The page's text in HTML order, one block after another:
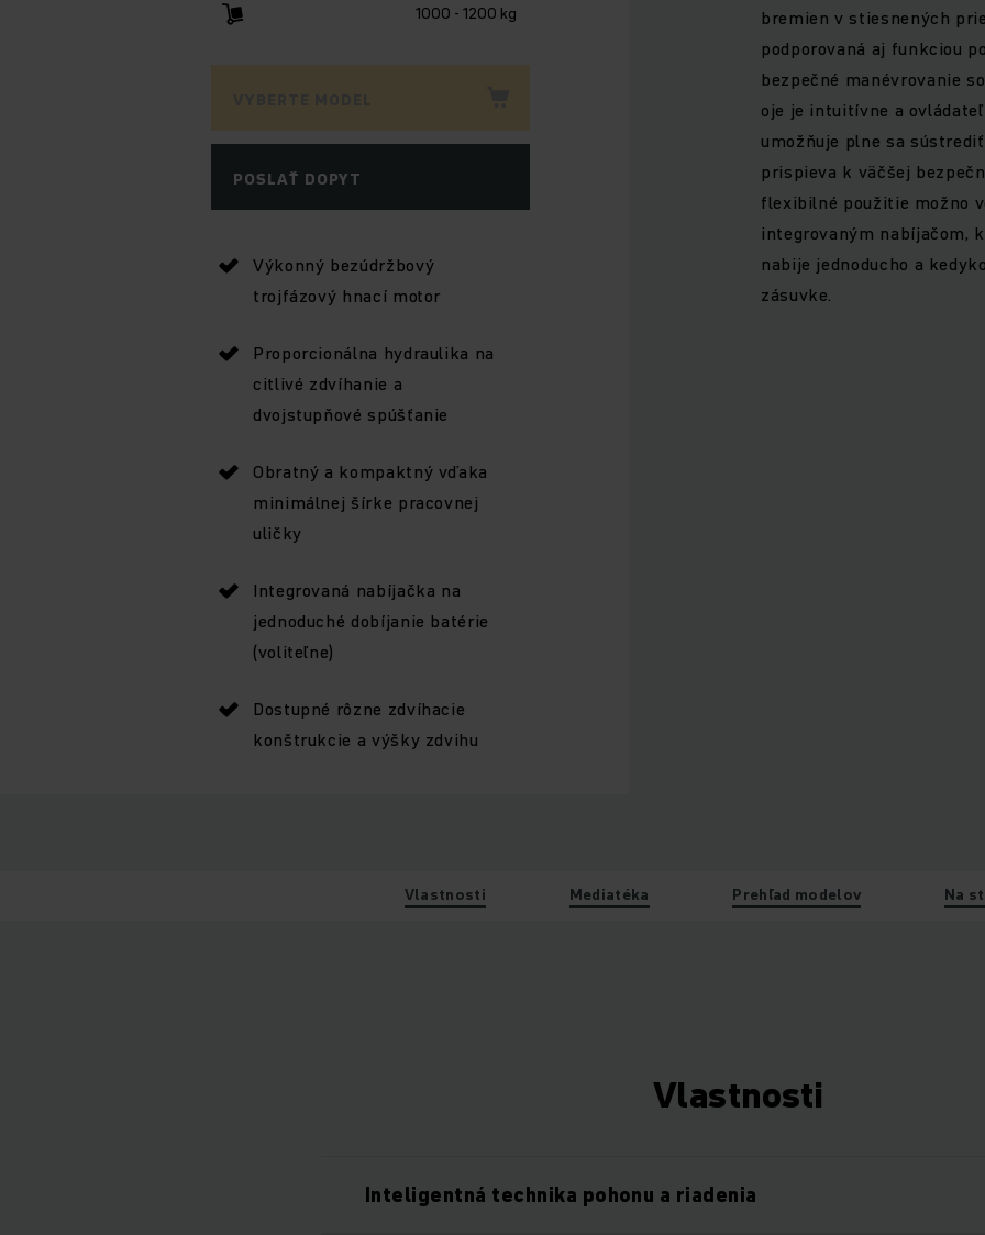
1000 - 1200 kg
POSLAŤ DOPYT
Výkonný bezúdržbový
trojfázový hnací motor
Proporcionálna hydraulika na
citlivé zdvíhanie a
dvojstupňové spúšťanie
Obratný a kompaktný vďaka
minimálnej šírke pracovnej
uličky
Integrovaná nabíjačka na
jednoduché dobíjanie batérie
(voliteľne)
Dostupné rôzne zdvíhacie
konštrukcie a výšky zdvihu
bremien v stiesnených
podporovaná aj funkciou
bezpečné manévrovanie
oje je intuitívne a
umožňuje plne sa
prispieva k väčšej
flexibilné použitie možno
integrovaným nabíjačom,
nabije jednoducho a
zásuvke.
Vlastnosti Mediatéka Prehľad modelov Na
Vlastnosti
Inteligentná technika pohonu a riadenia